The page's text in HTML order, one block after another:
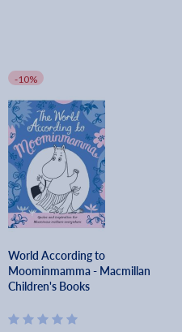
-10%
World According to
Moominmamma - Macmillan
Children's Books